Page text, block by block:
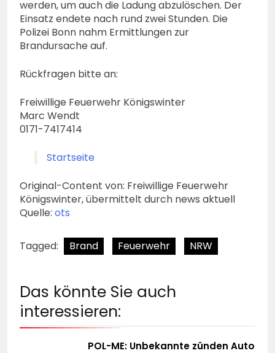
werden, um auch die Ladung abzulöschen. Der
Einsatz endete nach rund zwei Stunden. Die
Polizei Bonn nahm Ermittlungen zur
Brandursache auf.
Rückfragen bitte an:
Freiwillige Feuerwehr Königswinter
Marc Wendt
0171-7417414
Startseite
Original-Content von: Freiwillige Feuerwehr
Königswinter, übermittelt durch news aktuell
Quelle: ots
Tagged: Brand Feuerwehr NRW
Das könnte Sie auch
interessieren:
POL-ME: Unbekannte zünden Auto